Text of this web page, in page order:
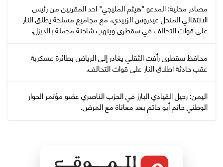
مصادر محلية: المدعو "هيثم المليجي" احد المقربين من رئيس
الانتقالي المنحل عيدروس الزبيدي، مع مجاميع مسلحة يطلق النار
على قوات التحالف في سقطرى وينهب شاحنة محملة بالديزل.
محافظ سقطرى رأفت الثقلي يغادر إلى الرياض بطائرة عسكرية
عقب حادثة اطلاق النار على قوات التحالف.
اليمن: رحيل القيادي البارز في الحزب الناصري عضو مؤتمر الحوار
الوطني حاتم أبو حاتم بعد معاناة مع المرض.